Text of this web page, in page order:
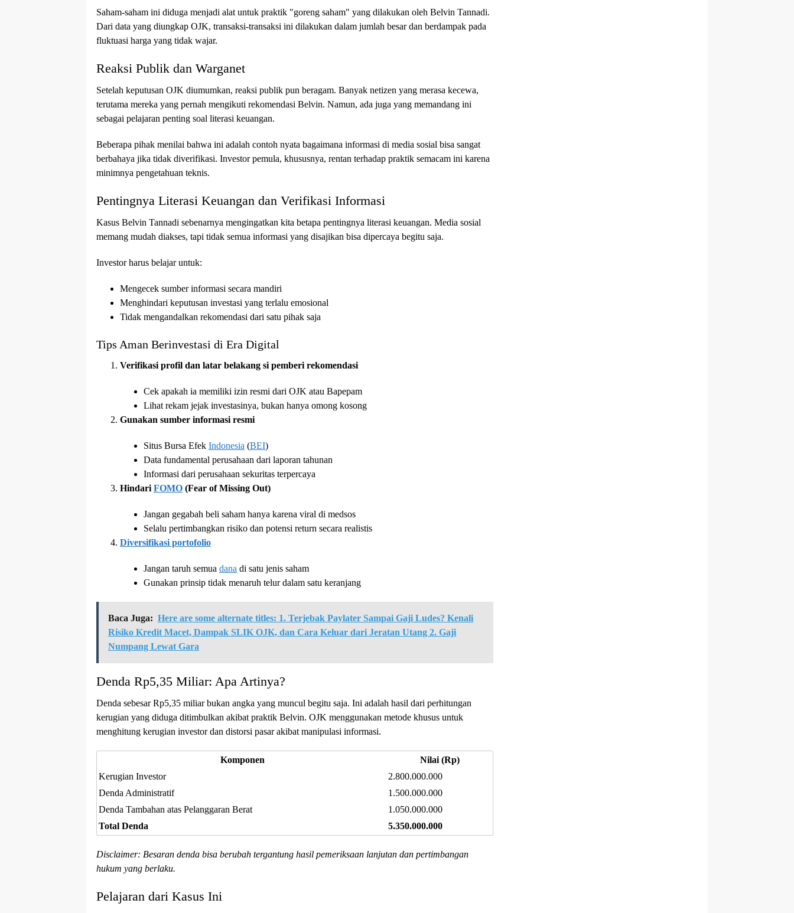
Saham-saham ini diduga menjadi alat untuk praktik "goreng saham" yang dilakukan oleh Belvin Tannadi.
Dari data yang diungkap OJK, transaksi-transaksi ini dilakukan dalam jumlah besar dan berdampak pada
fluktuasi harga yang tidak wajar.
Reaksi Publik dan Warganet
Setelah keputusan OJK diumumkan, reaksi publik pun beragam. Banyak netizen yang merasa kecewa,
terutama mereka yang pernah mengikuti rekomendasi Belvin. Namun, ada juga yang memandang ini
sebagai pelajaran penting soal literasi keuangan.
Beberapa pihak menilai bahwa ini adalah contoh nyata bagaimana informasi di media sosial bisa sangat
berbahaya jika tidak diverifikasi. Investor pemula, khususnya, rentan terhadap praktik semacam ini karena
minimnya pengetahuan teknis.
Pentingnya Literasi Keuangan dan Verifikasi Informasi
Kasus Belvin Tannadi sebenarnya mengingatkan kita betapa pentingnya literasi keuangan. Media sosial
memang mudah diakses, tapi tidak semua informasi yang disajikan bisa dipercaya begitu saja.
Investor harus belajar untuk:
Mengecek sumber informasi secara mandiri
Menghindari keputusan investasi yang terlalu emosional
Tidak mengandalkan rekomendasi dari satu pihak saja
Tips Aman Berinvestasi di Era Digital
Verifikasi profil dan latar belakang si pemberi rekomendasi
Cek apakah ia memiliki izin resmi dari OJK atau Bapepam
Lihat rekam jejak investasinya, bukan hanya omong kosong
Gunakan sumber informasi resmi
Situs Bursa Efek Indonesia (BEI)
Data fundamental perusahaan dari laporan tahunan
Informasi dari perusahaan sekuritas terpercaya
Hindari FOMO (Fear of Missing Out)
Jangan gegabah beli saham hanya karena viral di medsos
Selalu pertimbangkan risiko dan potensi return secara realistis
Diversifikasi portofolio
Jangan taruh semua dana di satu jenis saham
Gunakan prinsip tidak menaruh telur dalam satu keranjang
Baca Juga: Here are some alternate titles: 1. Terjebak Paylater Sampai Gaji Ludes? Kenali
Risiko Kredit Macet, Dampak SLIK OJK, dan Cara Keluar dari Jeratan Utang 2. Gaji
Numpang Lewat Gara
Denda Rp5,35 Miliar: Apa Artinya?
Denda sebesar Rp5,35 miliar bukan angka yang muncul begitu saja. Ini adalah hasil dari perhitungan
kerugian yang diduga ditimbulkan akibat praktik Belvin. OJK menggunakan metode khusus untuk
menghitung kerugian investor dan distorsi pasar akibat manipulasi informasi.
Komponen
Nilai (Rp)
Kerugian Investor
2.800.000.000
Denda Administratif
1.500.000.000
Denda Tambahan atas Pelanggaran Berat
1.050.000.000
Total Denda
5.350.000.000
Disclaimer: Besaran denda bisa berubah tergantung hasil pemeriksaan lanjutan dan pertimbangan
hukum yang berlaku.
Pelajaran dari Kasus Ini